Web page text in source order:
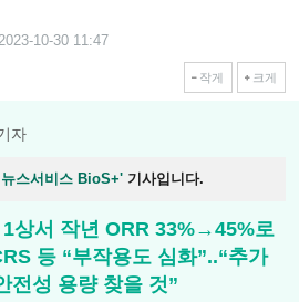
10-30 11:47
작게 크게
자
스서비스 BioS+' 기사입니다.
상서 작년 ORR 33%→45%로
등 “부작용도 심화”..“추가
전성 용량 찾을 것”